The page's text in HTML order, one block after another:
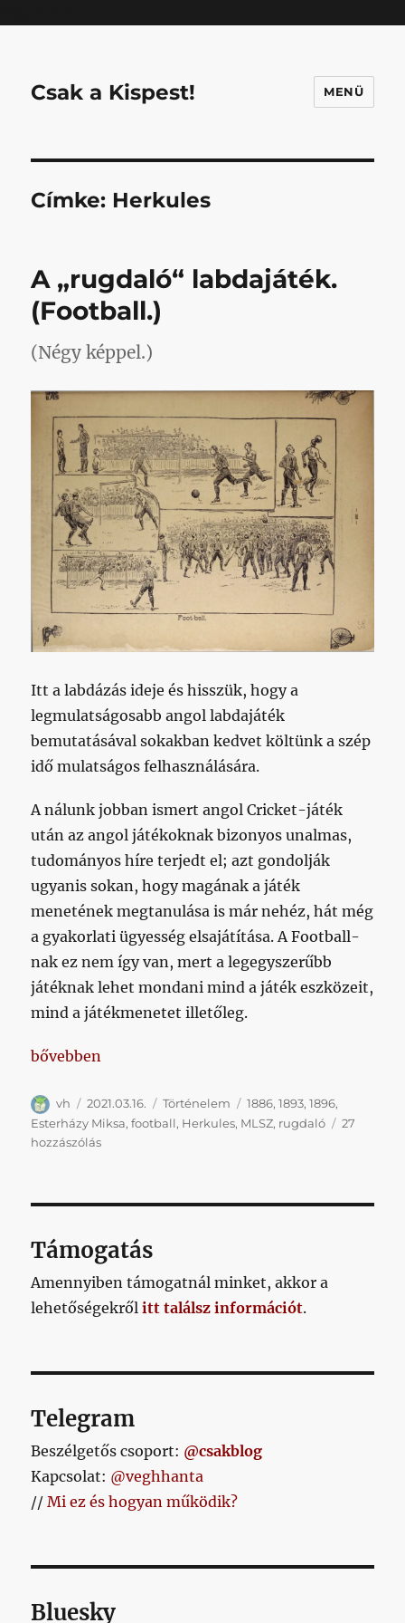
Csak a Kispest! MENÜ
Címke: Herkules
A „rugdaló“ labdajáték.
(Football.)
(Négy képpel.)
Itt a labdázás ideje és hisszük, hogy a
legmulatságosabb angol labdajáték
bemutatásával sokakban kedvet költünk a szép
idő mulatságos felhasználására.
A nálunk jobban ismert angol Cricket-játék
után az angol játékoknak bizonyos unalmas,
tudományos híre terjedt el; azt gondolják
ugyanis sokan, hogy magának a játék
menetének megtanulása is már nehéz, hát még
a gyakorlati ügyesség elsajátítása. A Football-
nak ez nem így van, mert a legegyszerűbb
játéknak lehet mondani mind a játék eszközeit,
mind a játékmenetet illetőleg.
„A „rugdaló“ labdajáték. (Football.)”
bővebben
Szerző
vh Közzétéve
2021.03.16. Kategória
Történelem Címke
1886,1893,1896,
Esterházy Miksa,football, Herkules, MLSZ, rugdaló
27
hozzászólásA
bejegyzéshez
Támogatás
Amennyiben támogatnál minket, akkor a
lehetőségekrőlitt találsz információt.
Telegram
Beszélgetős csoport: @csakblog
Kapcsolat: @veghhanta
//Mi ez és hogyan működik?
Bluesky